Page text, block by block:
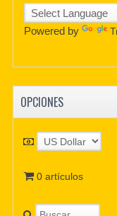
Powered by
OPCIONES
0 artículos